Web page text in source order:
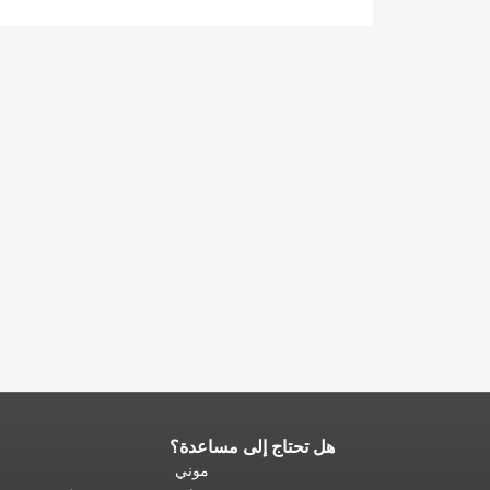
هل تحتاج إلى مساعدة؟
موني